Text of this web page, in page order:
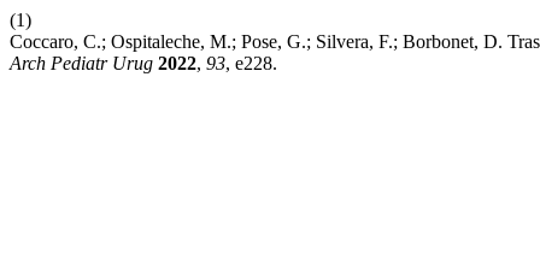
(1)
Coccaro, C.; Ospitaleche, M.; Pose, G.; Silvera, F.; Borbonet, D.
Arch Pediatr Urug 2022, 93, e228.